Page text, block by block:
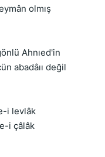
Ahnıed'in
abadâıı değil
i levlâk